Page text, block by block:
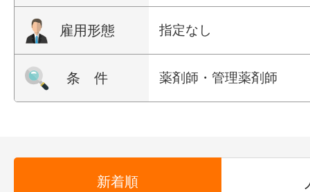
雇用形態 指定なし
条 件 薬剤師・管理薬剤師
新着順